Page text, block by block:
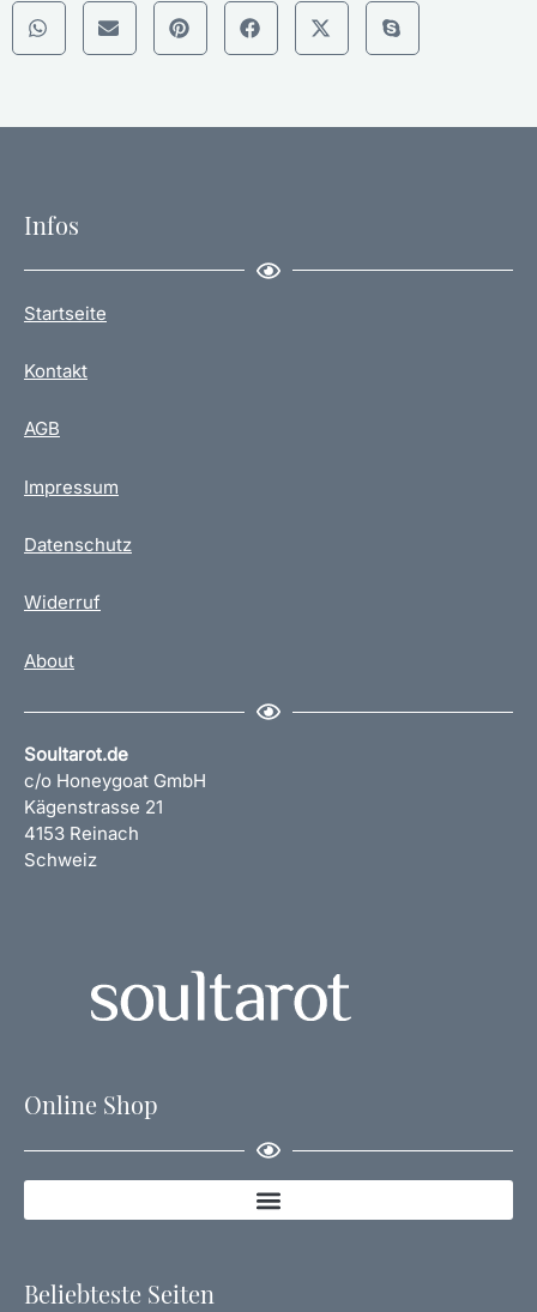
Infos
Startseite
Kontakt
AGB
Impressum
Datenschutz
Widerruf
About
Soultarot.de
c/o Honeygoat GmbH
Kägenstrasse 21
4153 Reinach
Schweiz
Online Shop
Beliebteste Seiten